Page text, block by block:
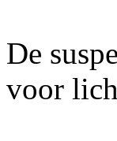
De
voor